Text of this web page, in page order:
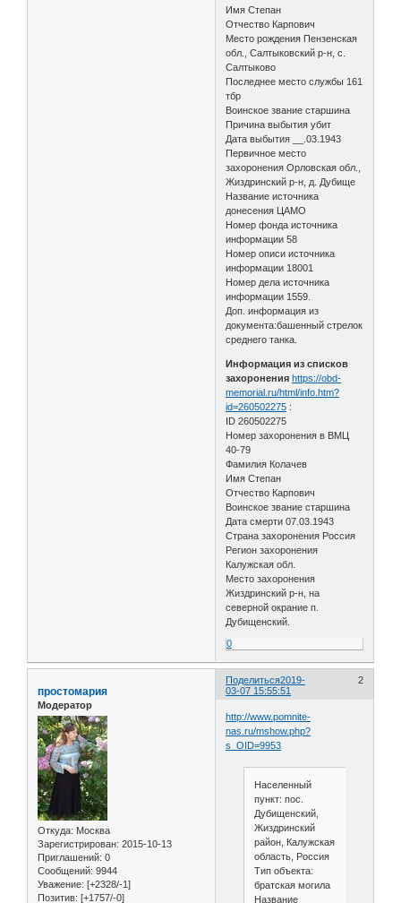
Имя Степан
Отчество Карпович
Место рождения Пензенская
обл., Салтыковский р-н, с.
Салтыково
Последнее место службы 161
тбр
Воинское звание старшина
Причина выбытия убит
Дата выбытия __.03.1943
Первичное место
захоронения Орловская обл.,
Жиздринский р-н, д. Дубище
Название источника
донесения ЦАМО
Номер фонда источника
информации 58
Номер описи источника
информации 18001
Номер дела источника
информации 1559.
Доп. информация из
документа:башенный стрелок
среднего танка.
Информация из списков
захоронения https://obd-
memorial.ru/html/info.htm?
id=260502275 :
ID 260502275
Номер захоронения в ВМЦ
40-79
Фамилия Колачев
Имя Степан
Отчество Карпович
Воинское звание старшина
Дата смерти 07.03.1943
Страна захоронения Россия
Регион захоронения
Калужская обл.
Место захоронения
Жиздринский р-н, на
северной окрание п.
Дубищенский.
0
Поделиться 2
2019-
03-07 15:55:51
простомария
Модератор
Откуда: Москва
Зарегистрирован: 2015-10-13
Приглашений: 0
Сообщений: 9944
Уважение: [+2328/-1]
Позитив: [+1757/-0]
http://www.pomnite-
nas.ru/mshow.php?
s_OID=9953
Населенный
пункт: пос.
Дубищенский,
Жиздринский
район, Калужская
область, Россия
Тип объекта:
братская могила
Название